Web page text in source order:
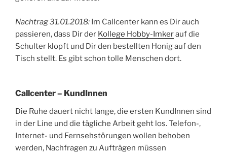
Nachtrag 31.01.2018: Im Callcenter kann es Dir auch
passieren, dass Dir der Kollege Hobby-Imkerauf die
Schulter klopft und Dir den bestellten Honig auf den
Tisch stellt. Es gibt schon tolle Menschen dort.
Callcenter – KundInnen
Die Ruhe dauert nicht lange, die ersten KundInnen sind
in der Line und die tägliche Arbeit geht los. Telefon-,
Internet- und Fernsehstörungen wollen behoben
werden, Nachfragen zu Aufträgen müssen